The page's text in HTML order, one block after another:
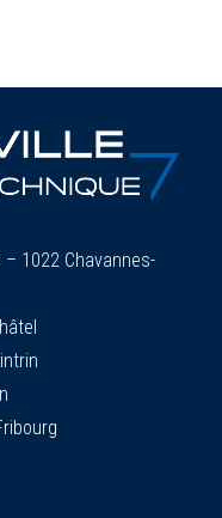
1022 Chavannes-